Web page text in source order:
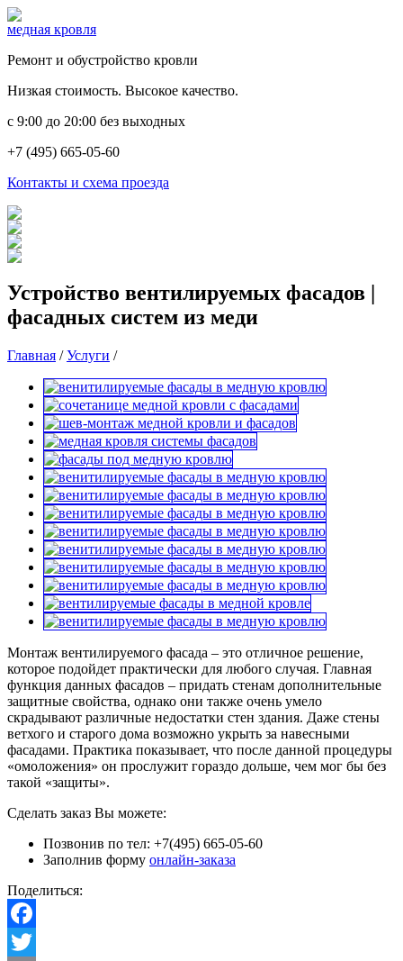
медная кровля
Ремонт и обустройство кровли
Низкая стоимость. Высокое качество.
c 9:00 до 20:00 без выходных
+7 (495) 665-05-60
Контакты и схема проезда
Устройство вентилируемых фасадов |
фасадных систем из меди
Главная /Услуги /
Монтаж вентилируемого фасада – это отличное решение,
которое подойдет практически для любого случая. Главная
функция данных фасадов – придать стенам дополнительные
защитные свойства, однако они также очень умело
скрадывают различные недостатки стен здания. Даже стены
ветхого и старого дома возможно укрыть за навесными
фасадами. Практика показывает, что после данной процедуры
«омоложения» он прослужит гораздо дольше, чем мог бы без
такой «защиты».
Сделать заказ Вы можете:
Позвонив по тел: +7(495) 665-05-60
Заполнив форму онлайн-заказа
Поделиться:
Facebook